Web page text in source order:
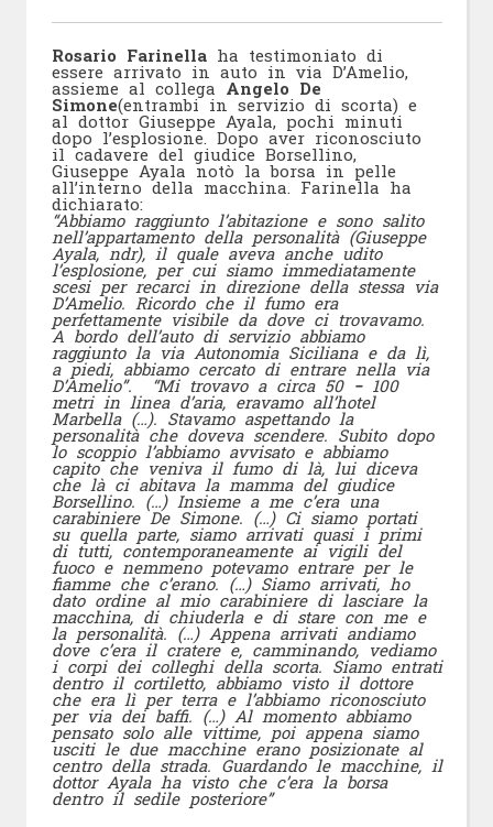
Rosario Farinella ha testimoniato di
essere arrivato in auto in via D’Amelio,
assieme al collega Angelo De
Simone(entrambi in servizio di scorta) e
al dottor Giuseppe Ayala, pochi minuti
dopo l’esplosione. Dopo aver riconosciuto
il cadavere del giudice Borsellino,
Giuseppe Ayala notò la borsa in pelle
all’interno della macchina. Farinella ha
dichiarato:
“Abbiamo raggiunto l’abitazione e sono salito
nell’appartamento della personalità (Giuseppe
Ayala, ndr), il quale aveva anche udito
l’esplosione, per cui siamo immediatamente
scesi per recarci in direzione della stessa via
D’Amelio. Ricordo che il fumo era
perfettamente visibile da dove ci trovavamo.
A bordo dell’auto di servizio abbiamo
raggiunto la via Autonomia Siciliana e da lì,
a piedi, abbiamo cercato di entrare nella via
D’Amelio”. “Mi trovavo a circa 50 − 100
metri in linea d’aria, eravamo all’hotel
Marbella (…). Stavamo aspettando la
personalità che doveva scendere. Subito dopo
lo scoppio l’abbiamo avvisato e abbiamo
capito che veniva il fumo di là, lui diceva
che là ci abitava la mamma del giudice
Borsellino. (…) Insieme a me c’era una
carabiniere De Simone. (…) Ci siamo portati
su quella parte, siamo arrivati quasi i primi
di tutti, contemporaneamente ai vigili del
fuoco e nemmeno potevamo entrare per le
fiamme che c’erano. (…) Siamo arrivati, ho
dato ordine al mio carabiniere di lasciare la
macchina, di chiuderla e di stare con me e
la personalità. (…) Appena arrivati andiamo
dove c’era il cratere e, camminando, vediamo
i corpi dei colleghi della scorta. Siamo entrati
dentro il cortiletto, abbiamo visto il dottore
che era lì per terra e l’abbiamo riconosciuto
per via dei baffi. (…) Al momento abbiamo
pensato solo alle vittime, poi appena siamo
usciti le due macchine erano posizionate al
centro della strada. Guardando le macchine, il
dottor Ayala ha visto che c’era la borsa
dentro il sedile posteriore”